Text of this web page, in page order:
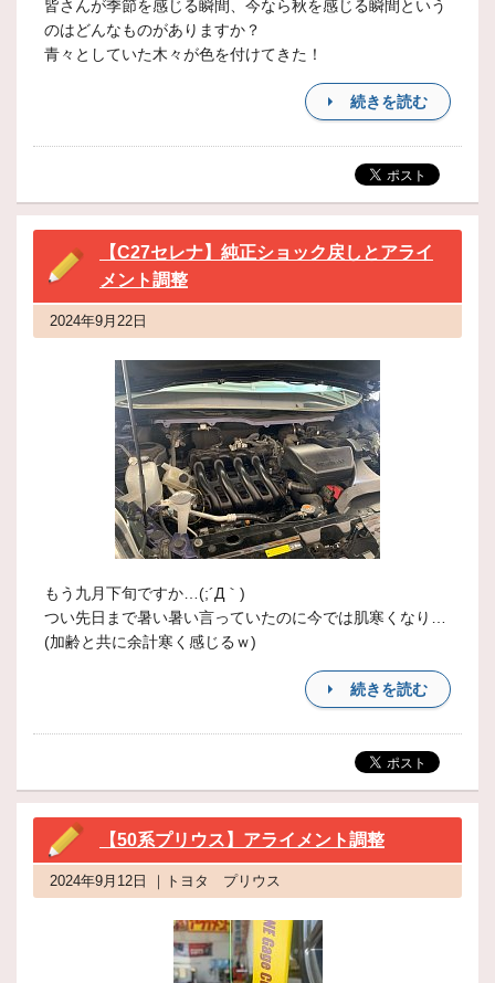
皆さんが季節を感じる瞬間、今なら秋を感じる瞬間という
のはどんなものがありますか？
青々としていた木々が色を付けてきた！
続きを読む
【C27セレナ】純正ショック戻しとアライ
メント調整
2024年9月22日
もう九月下旬ですか…(;´Д｀)
つい先日まで暑い暑い言っていたのに今では肌寒くなり…
(加齢と共に余計寒く感じるｗ)
続きを読む
【50系プリウス】アライメント調整
2024年9月12日 ｜トヨタ プリウス